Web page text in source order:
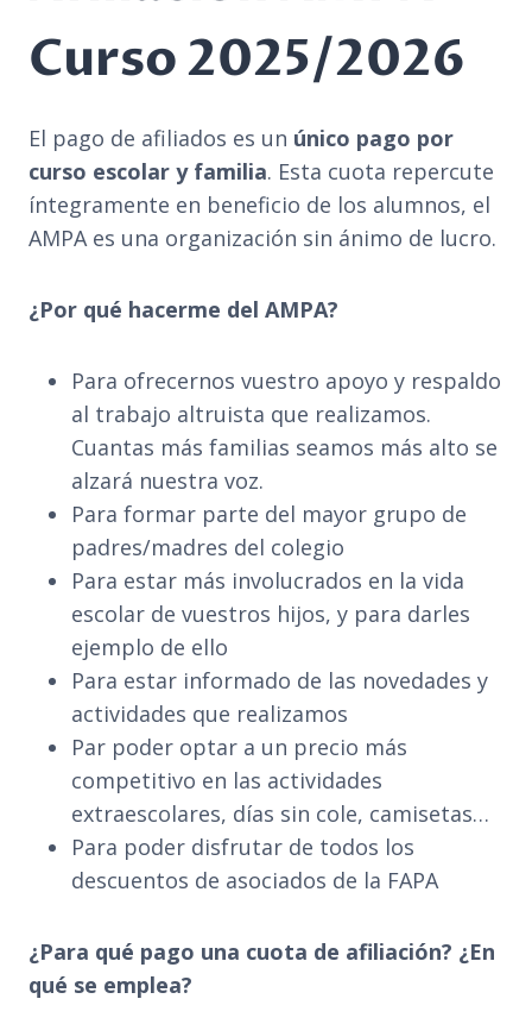
Curso 2025/2026
El pago de afiliados es un único pago por
curso escolar y familia. Esta cuota repercute
íntegramente en beneficio de los alumnos, el
AMPA es una organización sin ánimo de lucro.
¿Por qué hacerme del AMPA?
Para ofrecernos vuestro apoyo y respaldo
al trabajo altruista que realizamos.
Cuantas más familias seamos más alto se
alzará nuestra voz.
Para formar parte del mayor grupo de
padres/madres del colegio
Para estar más involucrados en la vida
escolar de vuestros hijos, y para darles
ejemplo de ello
Para estar informado de las novedades y
actividades que realizamos
Par poder optar a un precio más
competitivo en las actividades
extraescolares, días sin cole, camisetas…
Para poder disfrutar de todos los
descuentos de asociados de la FAPA
¿Para qué pago una cuota de afiliación? ¿En
qué se emplea?